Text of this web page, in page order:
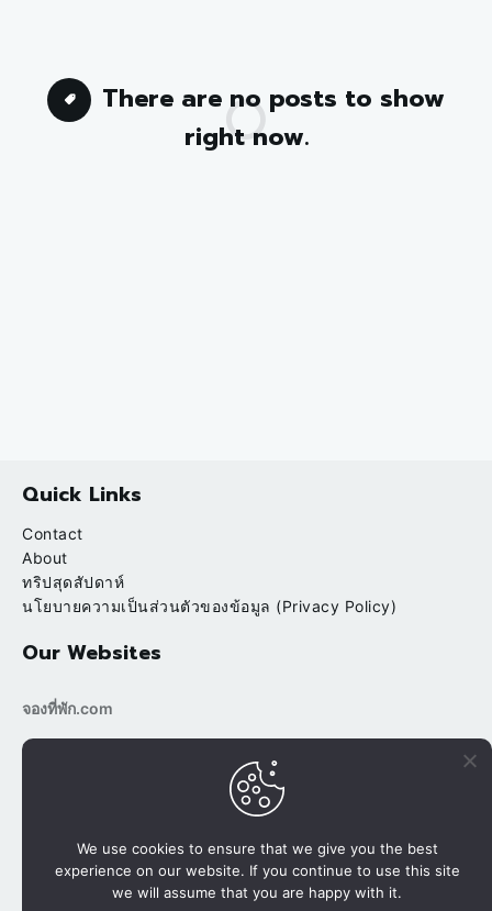
There are no posts to show
right now.
Quick Links
Contact
About
ทริปสุดสัปดาห์
นโยบายความเป็นส่วนตัวของข้อมูล (Privacy Policy)
Our Websites
จองที่พัก.com
bookingtripp.com
นาขั้นบันได ปางมะโอ นาเลยคี เชียงใหม่
We use cookies to ensure that we give you the best
experience on our website. If you continue to use this site
we will assume that you are happy with it.